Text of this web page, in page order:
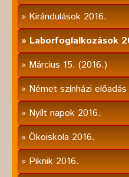
Kirándulások 2016.
Laborfoglalkozások
Március 15. (2016.)
Német színházi előadás
Nyílt napok 2016.
Ökoiskola 2016.
Piknik 2016.